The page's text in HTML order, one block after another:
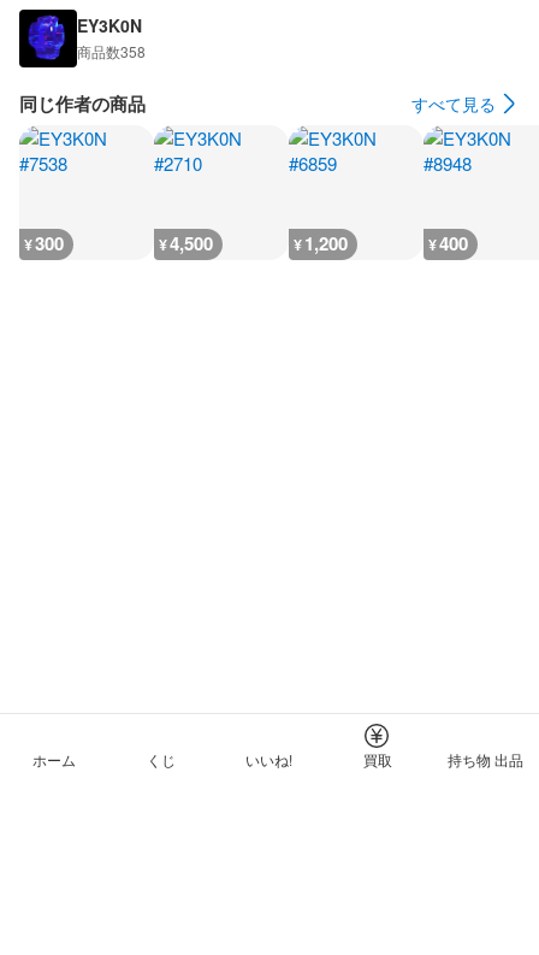
EY3K0N
商品数358
同じ作者の商品 すべて見る
¥300 ¥4,500 ¥1,200 ¥400
ホーム くじ いいね! 買取 持ち物 出品